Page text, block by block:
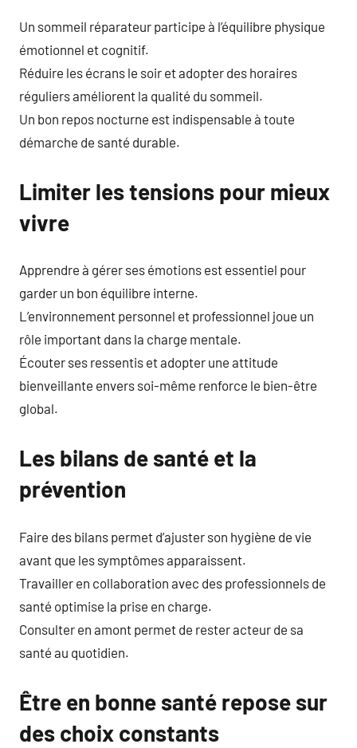
Un sommeil réparateur participe à l’équilibre physique
émotionnel et cognitif.
Réduire les écrans le soir et adopter des horaires
réguliers améliorent la qualité du sommeil.
Un bon repos nocturne est indispensable à toute
démarche de santé durable.
Limiter les tensions pour mieux
vivre
Apprendre à gérer ses émotions est essentiel pour
garder un bon équilibre interne.
L’environnement personnel et professionnel joue un
rôle important dans la charge mentale.
Écouter ses ressentis et adopter une attitude
bienveillante envers soi-même renforce le bien-être
global.
Les bilans de santé et la
prévention
Faire des bilans permet d’ajuster son hygiène de vie
avant que les symptômes apparaissent.
Travailler en collaboration avec des professionnels de
santé optimise la prise en charge.
Consulter en amont permet de rester acteur de sa
santé au quotidien.
Être en bonne santé repose sur
des choix constants